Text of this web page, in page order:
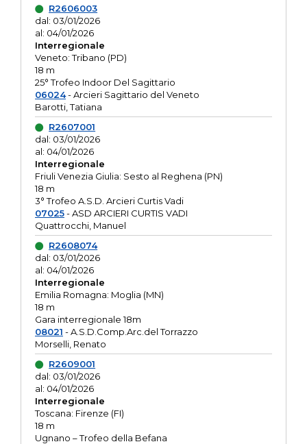
R2606003
dal: 03/01/2026
al: 04/01/2026
Interregionale
Veneto: Tribano (PD)
18 m
25° Trofeo Indoor Del Sagittario
06024- Arcieri Sagittario del Veneto
Barotti, Tatiana
R2607001
dal: 03/01/2026
al: 04/01/2026
Interregionale
Friuli Venezia Giulia: Sesto al Reghena (PN)
18 m
3° Trofeo A.S.D. Arcieri Curtis Vadi
07025- ASD ARCIERI CURTIS VADI
Quattrocchi, Manuel
R2608074
dal: 03/01/2026
al: 04/01/2026
Interregionale
Emilia Romagna: Moglia (MN)
18 m
Gara interregionale 18m
08021 - A.S.D.Comp.Arc.del Torrazzo
Morselli, Renato
R2609001
dal: 03/01/2026
al: 04/01/2026
Interregionale
Toscana: Firenze (FI)
18 m
Ugnano – Trofeo della Befana